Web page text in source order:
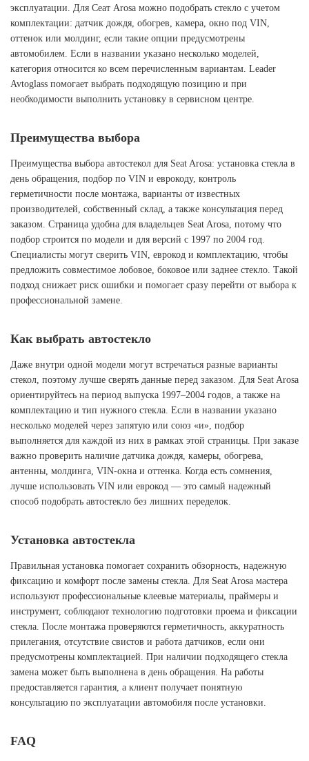
эксплуатации. Для Сеат Arosa можно подобрать стекло с учетом
комплектации: датчик дождя, обогрев, камера, окно под VIN,
оттенок или молдинг, если такие опции предусмотрены
автомобилем. Если в названии указано несколько моделей,
категория относится ко всем перечисленным вариантам. Leader
Avtoglass помогает выбрать подходящую позицию и при
необходимости выполнить установку в сервисном центре.
Преимущества выбора
Преимущества выбора автостекол для Seat Arosa: установка стекла в
день обращения, подбор по VIN и еврокоду, контроль
герметичности после монтажа, варианты от известных
производителей, собственный склад, а также консультация перед
заказом. Страница удобна для владельцев Seat Arosa, потому что
подбор строится по модели и для версий с 1997 по 2004 год.
Специалисты могут сверить VIN, еврокод и комплектацию, чтобы
предложить совместимое лобовое, боковое или заднее стекло. Такой
подход снижает риск ошибки и помогает сразу перейти от выбора к
профессиональной замене.
Как выбрать автостекло
Даже внутри одной модели могут встречаться разные варианты
стекол, поэтому лучше сверять данные перед заказом. Для Seat Arosa
ориентируйтесь на период выпуска 1997–2004 годов, а также на
комплектацию и тип нужного стекла. Если в названии указано
несколько моделей через запятую или союз «и», подбор
выполняется для каждой из них в рамках этой страницы. При заказе
важно проверить наличие датчика дождя, камеры, обогрева,
антенны, молдинга, VIN-окна и оттенка. Когда есть сомнения,
лучше использовать VIN или еврокод — это самый надежный
способ подобрать автостекло без лишних переделок.
Установка автостекла
Правильная установка помогает сохранить обзорность, надежную
фиксацию и комфорт после замены стекла. Для Seat Arosa мастера
используют профессиональные клеевые материалы, праймеры и
инструмент, соблюдают технологию подготовки проема и фиксации
стекла. После монтажа проверяются герметичность, аккуратность
прилегания, отсутствие свистов и работа датчиков, если они
предусмотрены комплектацией. При наличии подходящего стекла
замена может быть выполнена в день обращения. На работы
предоставляется гарантия, а клиент получает понятную
консультацию по эксплуатации автомобиля после установки.
FAQ